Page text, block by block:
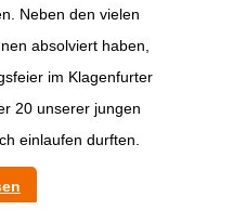
Neben den vielen
absolviert haben,
im Klagenfurter
20 unserer jungen
einlaufen durften.